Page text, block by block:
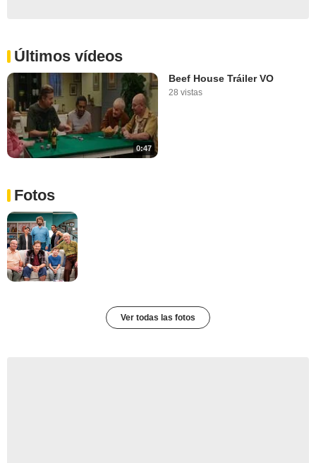
Últimos vídeos
0:47
Beef House Tráiler VO
28 vistas
Fotos
Ver todas las fotos